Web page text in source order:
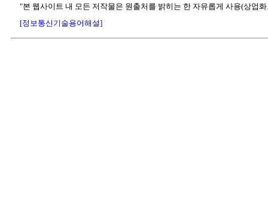
"본 웹사이트 내 모든 저작물은 원출처를 밝히는 한 자유롭게 사용(상업
[정보통신기술용어해설]